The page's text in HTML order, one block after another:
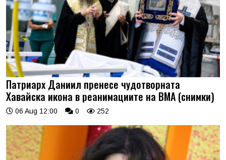
Патриарх Даниил пренесе чудотворната
Хавайска икона в реанимациите на ВМА (снимки)
06 Aug 12:00 0 252